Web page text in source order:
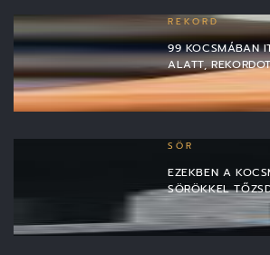
REKORD
99 KOCSMÁBAN
ALATT,
SÖR
EZEKBEN A
SÖRÖKKEL